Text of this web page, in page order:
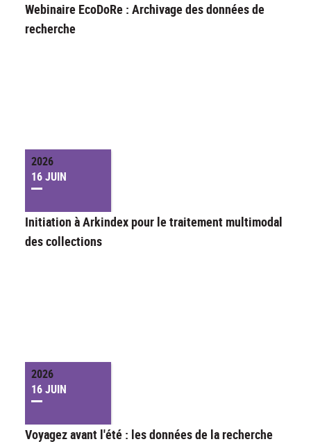
Webinaire EcoDoRe : Archivage des données de
recherche
2026
16 JUIN
Initiation à Arkindex pour le traitement multimodal
des collections
2026
16 JUIN
Voyagez avant l'été : les données de la recherche